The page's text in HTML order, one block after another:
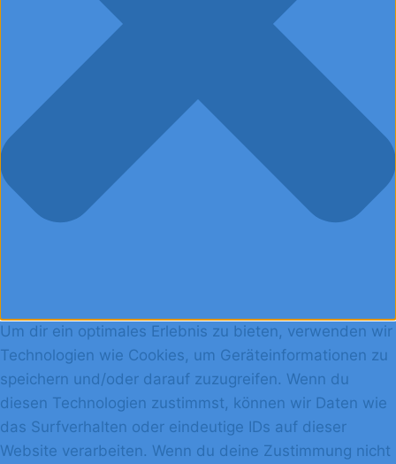
Um dir ein optimales Erlebnis zu bieten, verwenden wir
Technologien wie Cookies, um Geräteinformationen zu
speichern und/oder darauf zuzugreifen. Wenn du
diesen Technologien zustimmst, können wir Daten wie
das Surfverhalten oder eindeutige IDs auf dieser
Website verarbeiten. Wenn du deine Zustimmung nicht